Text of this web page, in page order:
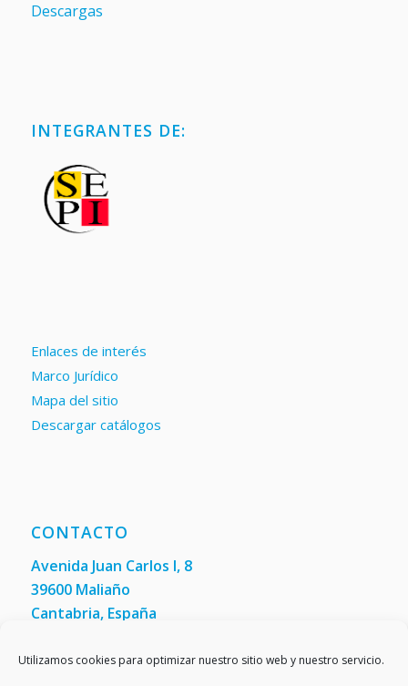
Utilizamos cookies para optimizar nuestro sitio web y nuestro servicio.
Descargas
INTEGRANTES DE:
Enlaces de interés
Marco Jurídico
Mapa del sitio
Descargar catálogos
CONTACTO
Avenida Juan Carlos I, 8
39600 Maliaño
Cantabria, España
Fax:(+34) 942 200 148